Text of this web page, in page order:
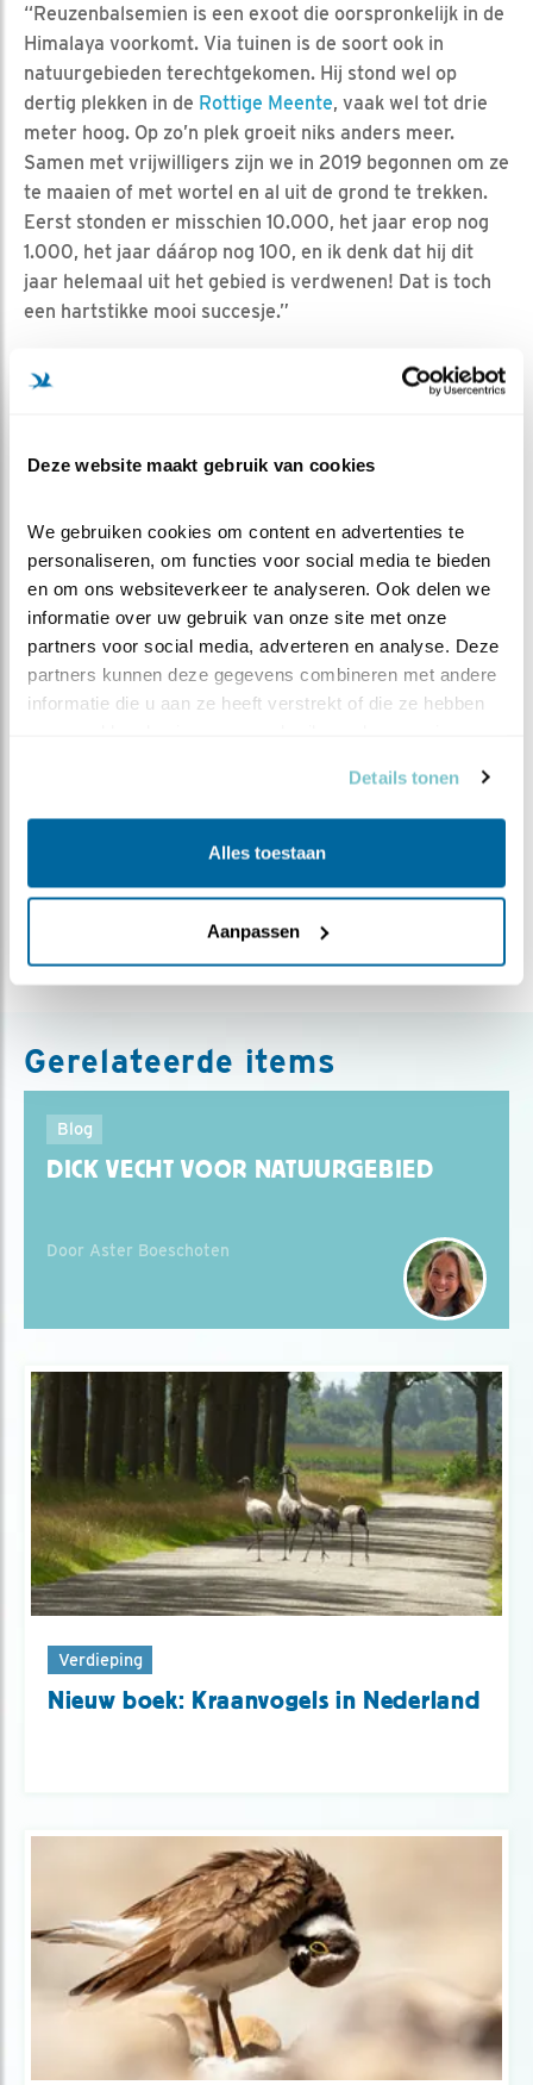
Deze website maakt gebruik van cookies
We gebruiken cookies om content en advertenties te
personaliseren, om functies voor social media te bieden
en om ons websiteverkeer te analyseren. Ook delen we
informatie over uw gebruik van onze site met onze
partners voor social media, adverteren en analyse. Deze
partners kunnen deze gegevens combineren met andere
informatie die u aan ze heeft verstrekt of die ze hebben
Details tonen
Alles toestaan
Aanpassen
“Reuzenbalsemien is een exoot die oorspronkelijk in de
Himalaya voorkomt. Via tuinen is de soort ook in
natuurgebieden terechtgekomen. Hij stond wel op
dertig plekken in de Rottige Meente, vaak wel tot drie
meter hoog. Op zo’n plek groeit niks anders meer.
Samen met vrijwilligers zijn we in 2019 begonnen om ze
te maaien of met wortel en al uit de grond te trekken.
Eerst stonden er misschien 10.000, het jaar erop nog
1.000, het jaar dáárop nog 100, en ik denk dat hij dit
jaar helemaal uit het gebied is verdwenen! Dat is toch
een hartstikke mooi succesje.”
wandel-, fiets-, en kanoroutes door oude
veenhuisjes. Het gebied staat bekend om zijn
vuurvlinders, otters, ooievaars en purperreigers.
Loop bijvoorbeeld eens over het 800 jaar oude
Voetpad, een schelpenpad dwars door deRottige
Meenteof huur een kano en vaar de Scheene af.
kluut
Deel dit bericht
Gerelateerde items
Blog
DICK VECHT VOOR NATUURGEBIED
Door Aster Boeschoten
Verdieping
Nieuw boek: Kraanvogels in Nederland